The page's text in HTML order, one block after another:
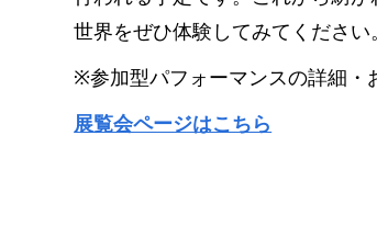
世界をぜひ体験してみてください。
※参加型パフォーマンスの詳細・
展覧会ページはこちら